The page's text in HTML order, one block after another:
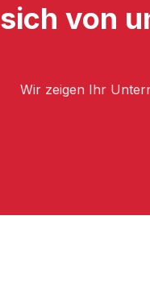
von
Wir zeigen Ihr